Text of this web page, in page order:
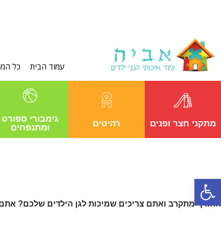
פתח סרגל נגישות
עמוד הבית כל
מתקני חצר ופנים רהיטים
גימבורי ספורט
ומתנפחים
החורף מתקרב ואתם צריכים שמיכות לגן הילדים שלכם? אתם